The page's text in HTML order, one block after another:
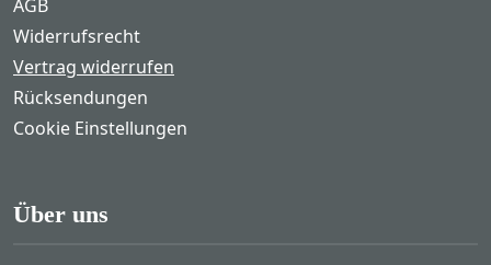
AGB
Widerrufsrecht
Vertrag widerrufen
Rücksendungen
Cookie Einstellungen
Über uns